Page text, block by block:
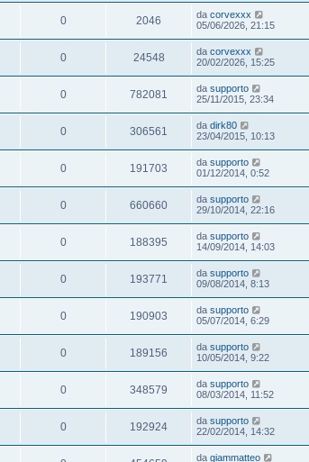
0 2046 da corvexxx
05/06/2026, 21:15
0 24548 da corvexxx
20/02/2026, 15:25
0 782081 da supporto
25/11/2015, 23:34
0 306561 da dirk80
23/04/2015, 10:13
0 191703 da supporto
01/12/2014, 0:52
0 660660 da supporto
29/10/2014, 22:16
0 188395 da supporto
14/09/2014, 14:03
0 193771 da supporto
09/08/2014, 8:13
0 190903 da supporto
05/07/2014, 6:29
0 189156 da supporto
10/05/2014, 9:22
0 348579 da supporto
08/03/2014, 11:52
0 192924 da supporto
22/02/2014, 14:32
da giammatteo